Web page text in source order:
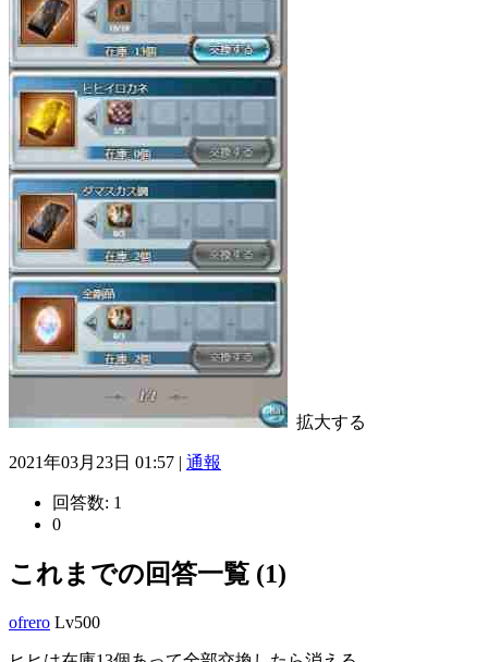
拡大する
2021年03月23日 01:57 | 通報
回答数: 1
0
これまでの回答一覧 (1)
ofrero Lv500